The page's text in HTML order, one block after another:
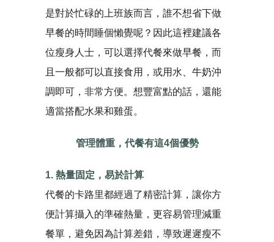
是對於忙碌的上班族而言，誰不想省下做
早餐的時間睡個懶覺呢？因此這裡建議各
位瘦身人士，可以選擇代餐來做早餐，而
且一般都可以直接食用，或用水、牛奶沖
調即可，非常方便。想豐富點的話，還能
適當搭配水果和雞蛋。
管理體重，代餐有這4個優勢
1. 熱量固定，易於計算
代餐的卡路里都經過了精密計算，讓你方
便計算攝入的準確熱量，更容易管理減重
餐單，避免因為計算差錯，導致遲遲瘦不